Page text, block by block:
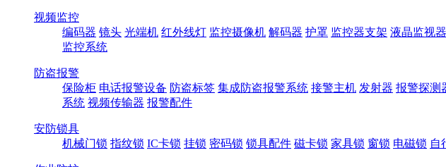
视频监控
编码器 镜头 光端机 红外线灯 监控摄像机 解码器 护罩 监控器支架 液晶监视器
监控系统
防盗报警
保险柜 电话报警设备 防盗标签 集成防盗报警系统 接警主机 发射器 报警探测
系统 视频传输器 报警配件
安防锁具
机械门锁 指纹锁 IC卡锁 挂锁 密码锁 锁具配件 磁卡锁 家具锁 窗锁 电磁锁 自